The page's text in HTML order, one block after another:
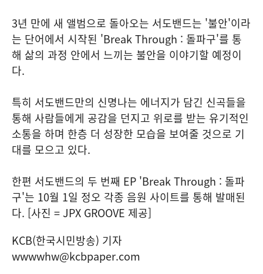
3년 만에 새 앨범으로 돌아오는 서도밴드는 '불안'이라
는 단어에서 시작된 'Break Through : 돌파구'를 통
해 삶의 과정 안에서 느끼는 불안을 이야기할 예정이
다.
특히 서도밴드만의 신명나는 에너지가 담긴 신곡들을
통해 사람들에게 공감을 던지고 위로를 받는 유기적인
소통을 하며 한층 더 성장한 모습을 보여줄 것으로 기
대를 모으고 있다.
한편 서도밴드의 두 번째 EP 'Break Through : 돌파
구'는 10월 1일 정오 각종 음원 사이트를 통해 발매된
다. [사진 = JPX GROOVE 제공]
KCB(한국시민방송) 기자
wwwwhw@kcbpaper.com